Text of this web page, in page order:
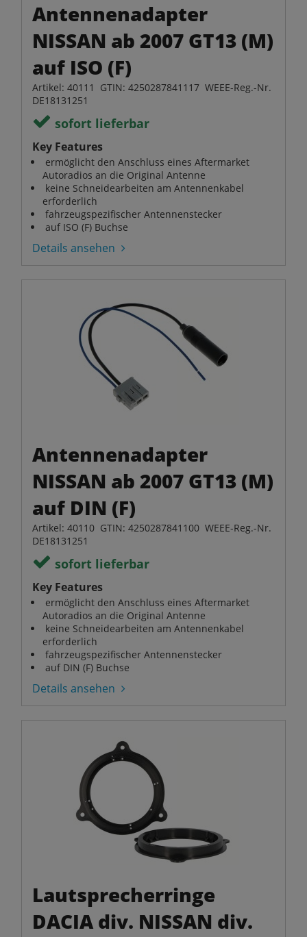
Antennenadapter
NISSAN ab 2007 GT13 (M)
auf ISO (F)
Artikel: 40111 GTIN: 4250287841117 WEEE-Reg.-Nr.
DE18131251
sofort lieferbar
Key Features
ermöglicht den Anschluss eines Aftermarket
Autoradios an die Original Antenne
keine Schneidearbeiten am Antennenkabel
erforderlich
fahrzeugspezifischer Antennenstecker
auf ISO (F) Buchse
Details ansehen
Antennenadapter
NISSAN ab 2007 GT13 (M)
auf DIN (F)
Artikel: 40110 GTIN: 4250287841100 WEEE-Reg.-Nr.
DE18131251
sofort lieferbar
Key Features
ermöglicht den Anschluss eines Aftermarket
Autoradios an die Original Antenne
keine Schneidearbeiten am Antennenkabel
erforderlich
fahrzeugspezifischer Antennenstecker
auf DIN (F) Buchse
Details ansehen
Lautsprecherringe
DACIA div. NISSAN div.